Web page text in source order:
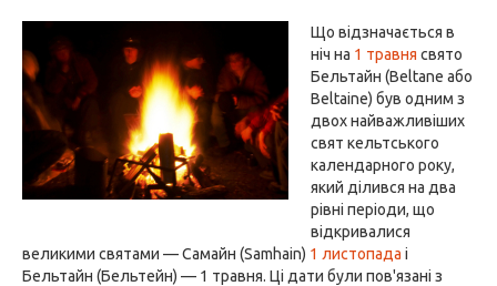
Що відзначається в
ніч на 1 травня свято
Бельтайн (Beltane або
Beltaine) був одним з
двох найважливіших
свят кельтського
календарного року,
який ділився на два
рівні періоди, що
відкривалися
великими святами — Самайн (Samhain) 1 листопада і
Бельтайн (Бельтейн) — 1 травня. Ці дати були пов'язані з